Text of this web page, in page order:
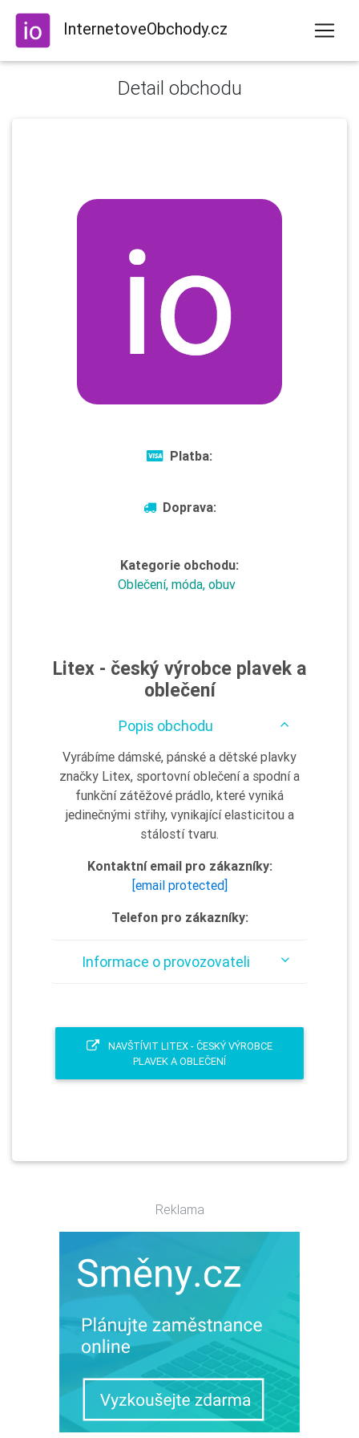
InternetoveObchody.cz
Detail obchodu
Platba:
Doprava:
Kategorie obchodu:
Oblečení, móda, obuv
Litex - český výrobce plavek a
oblečení
Popis obchodu
Vyrábíme dámské, pánské a dětské plavky
značky Litex, sportovní oblečení a spodní a
funkční zátěžové prádlo, které vyniká
jedinečnými střihy, vynikající elasticitou a
stálostí tvaru.
Kontaktní email pro zákazníky:
[email protected]
Telefon pro zákazníky:
Informace o provozovateli
NAVŠTÍVIT LITEX - ČESKÝ VÝROBCE
PLAVEK A OBLEČENÍ
Reklama